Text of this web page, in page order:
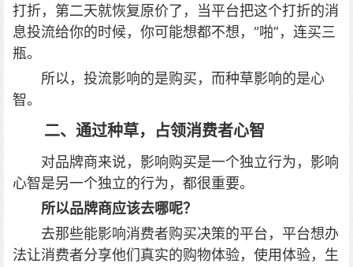
打折，第二天就恢复原价了，当平台把这个打折的消
息投流给你的时候，你可能想都不想，“啪”，连买三
瓶。
所以，投流影响的是购买，而种草影响的是心
智。
二、通过种草，占领消费者心智
对品牌商来说，影响购买是一个独立行为，影响
心智是另一个独立的行为，都很重要。
所以品牌商应该去哪呢？
去那些能影响消费者购买决策的平台，平台想办
法让消费者分享他们真实的购物体验，使用体验，生